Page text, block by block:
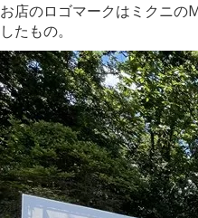
お店のロゴマークはミクニの
したもの。